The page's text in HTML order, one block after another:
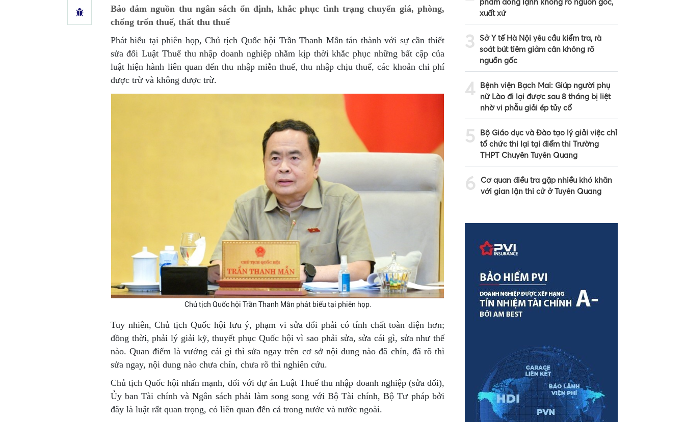
Bảo đảm nguồn thu ngân sách ổn định, khắc phục tình trạng chuyển giá, phòng,
chống trốn thuế, thất thu thuế
Phát biểu tại phiên họp, Chủ tịch Quốc hội Trần Thanh Mẫn tán thành với sự cần thiết
sửa đổi Luật Thuế thu nhập doanh nghiệp nhằm kịp thời khắc phục những bất cập của
luật hiện hành liên quan đến thu nhập miễn thuế, thu nhập chịu thuế, các khoản chi phí
được trừ và không được trừ.
Chủ tịch Quốc hội Trần Thanh Mẫn phát biểu tại phiên họp.
Tuy nhiên, Chủ tịch Quốc hội lưu ý, phạm vi sửa đổi phải có tính chất toàn diện hơn;
đồng thời, phải lý giải kỹ, thuyết phục Quốc hội vì sao phải sửa, sửa cái gì, sửa như thế
nào. Quan điểm là vướng cái gì thì sửa ngay trên cơ sở nội dung nào đã chín, đã rõ thì
sửa ngay, nội dung nào chưa chín, chưa rõ thì nghiên cứu.
Chủ tịch Quốc hội nhấn mạnh, đối với dự án Luật Thuế thu nhập doanh nghiệp (sửa đổi),
Ủy ban Tài chính và Ngân sách phải làm song song với Bộ Tài chính, Bộ Tư pháp bởi
đây là luật rất quan trọng, có liên quan đến cả trong nước và nước ngoài.
xuất xứ
3 Sở Y tế Hà Nội yêu cầu kiểm tra, rà
soát bút tiêm giảm cân không rõ
nguồn gốc
4 Bệnh viện Bạch Mai: Giúp người phụ
nữ Lào đi lại được sau 8 tháng bị liệt
nhờ vi phẫu giải ép tủy cổ
5
Bộ Giáo dục và Đào tạo lý giải việc chỉ
tổ chức thi lại tại điểm thi Trường
THPT Chuyên Tuyên Quang
6
Cơ quan điều tra gặp nhiều khó khăn
với gian lận thi cử ở Tuyên Quang